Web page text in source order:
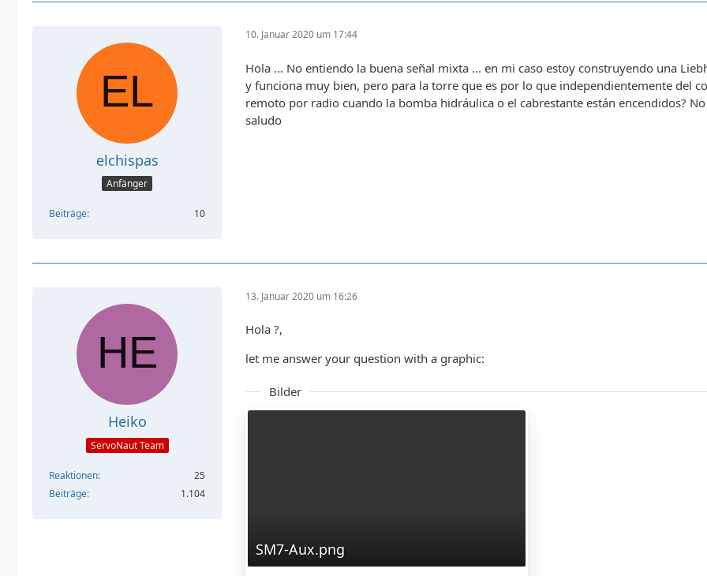
elchispas
Anfänger
Beiträge 10
10. Januar 2020 um 17:44
Hola ... No entiendo la buena señal mixta ... en mi caso estoy construyendo una
y funciona muy bien, pero para la torre que es por lo que independientemente del
remoto por radio cuando la bomba hidráulica o el cabrestante están encendidos?
saludo
Heiko
ServoNaut Team
Reaktionen
25
Beiträge
1.104
13. Januar 2020 um 16:26
Hola ?,
let me answer your question with a graphic:
Bilder
SM7-Aux.png